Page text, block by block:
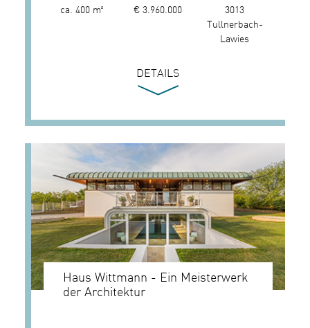
ca. 400 m² € 3.960.000
3013
Tullnerbach-
Lawies
DETAILS
Haus Wittmann - Ein Meisterwerk
der Architektur